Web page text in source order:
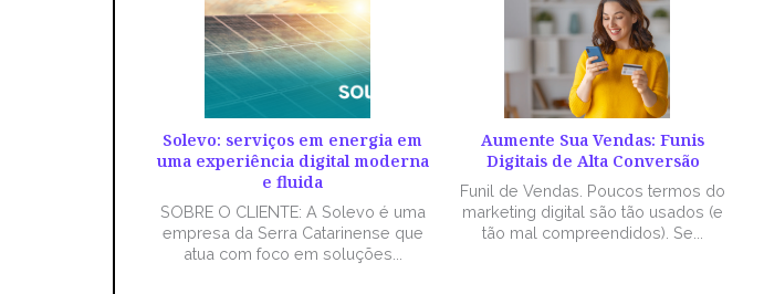
Solevo: serviços em energia em
uma experiência digital moderna
e fluida
SOBRE O CLIENTE: A Solevo é uma
empresa da Serra Catarinense que
atua com foco em soluções...
Aumente Sua Vendas: Funis
Digitais de Alta Conversão
Funil de Vendas. Poucos termos do
marketing digital são tão usados (e
tão mal compreendidos). Se...